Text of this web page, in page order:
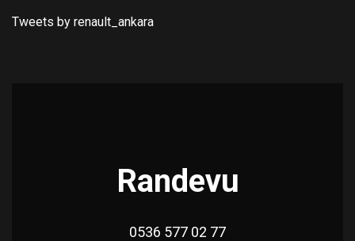
Tweets by renault_ankara
Randevu
0536 577 02 77